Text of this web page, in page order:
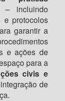
– incluindo
e protocolos
garantir a
e ações de
para a
civis e
de